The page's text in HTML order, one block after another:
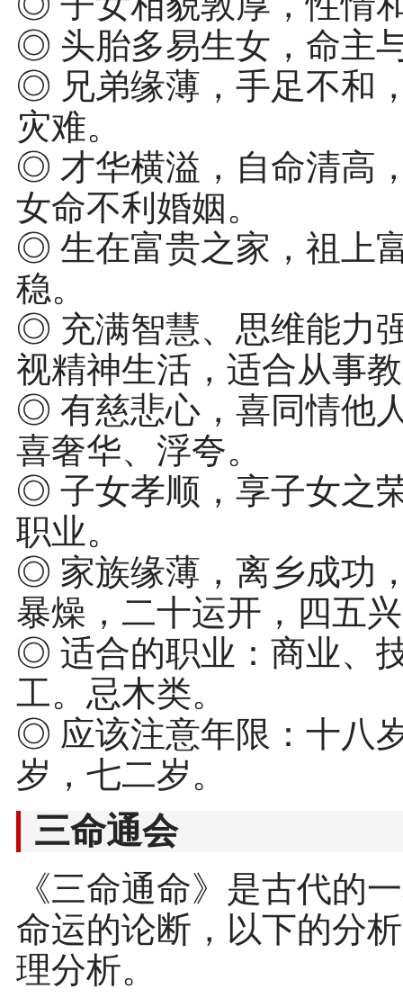
◎ 头胎多易生女，命主
◎ 兄弟缘薄，手足不和
灾难。
◎ 才华横溢，自命清高
女命不利婚姻。
◎ 生在富贵之家，祖上
稳。
◎ 充满智慧、思维能力
视精神生活，适合从事
◎ 有慈悲心，喜同情他
喜奢华、浮夸。
◎ 子女孝顺，享子女之
职业。
◎ 家族缘薄，离乡成功
暴燥，二十运开，四五
◎ 适合的职业：商业、
工。忌木类。
◎ 应该注意年限：十八
岁，七二岁。
三命通会
《三命通命》是古代的
命运的论断，以下的分
理分析。